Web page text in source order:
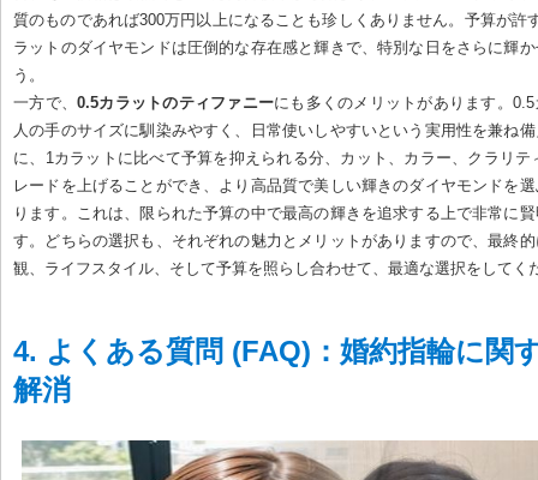
質のものであれば300万円以上になることも珍しくありません。予算が許
ラットのダイヤモンドは圧倒的な存在感と輝きで、特別な日をさらに輝
う。
一方で、0.5カラットのティファニーにも多くのメリットがあります。
人の手のサイズに馴染みやすく、日常使いしやすいという実用性を兼ね
に、1カラットに比べて予算を抑えられる分、カット、カラー、クラリテ
レードを上げることができ、より高品質で美しい輝きのダイヤモンドを
ります。これは、限られた予算の中で最高の輝きを追求する上で非常に
す。どちらの選択も、それぞれの魅力とメリットがありますので、最終
観、ライフスタイル、そして予算を照らし合わせて、最適な選択をしてく
4. よくある質問 (FAQ)：婚約指輪に関
解消